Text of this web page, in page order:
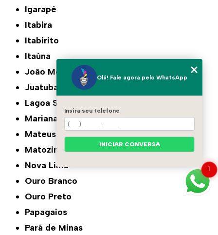
Igarapé
Itabira
Itabirito
Itaúna
João Monlevade
Juatuba
Lagoa Santa
Mariana
Mateus Leme
Matozinhos
Nova Lima
Ouro Branco
Ouro Preto
Papagaios
Pará de Minas
1
Olá! Fale agora pelo WhatsApp
Insira seu telefone
INICIAR CONVERSA